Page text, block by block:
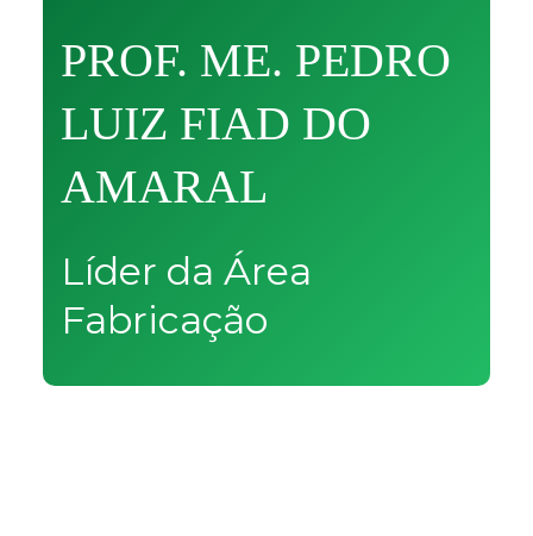
PROF. ME. PEDRO
LUIZ FIAD DO
AMARAL
Líder da Área
Fabricação